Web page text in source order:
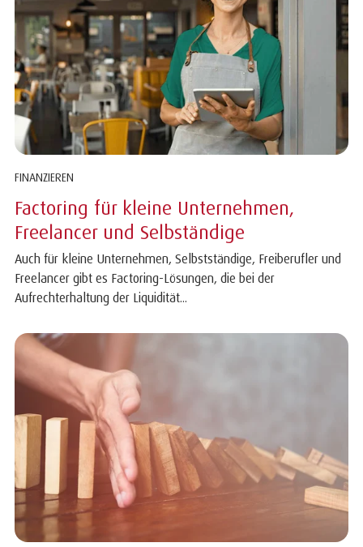
FINANZIEREN
Factoring für kleine Unternehmen,
Freelancer und Selbständige
Auch für kleine Unternehmen, Selbstständige, Freiberufler und
Freelancer gibt es Factoring-Lösungen, die bei der
Aufrechterhaltung der Liquidität...